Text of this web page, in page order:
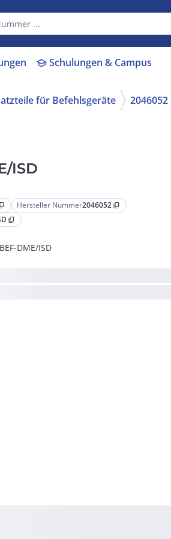
schoolSchulungen & Campus
für Befehlsgeräte 2046052
ISD
Hersteller Nummer2046052 content_copy
content_copy
DME/ISD